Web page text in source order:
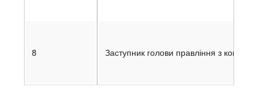
Заступник голови правління з
8